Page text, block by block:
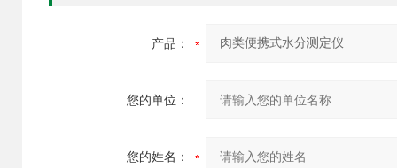
产品：
您的单位：
您的姓名：